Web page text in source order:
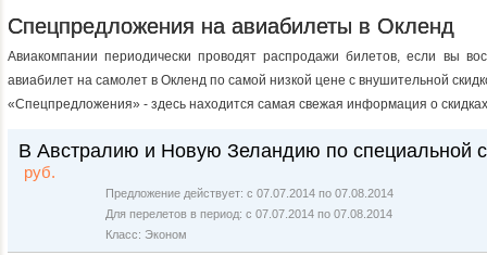
Спецпредложения на авиабилеты в Окленд
Авиакомпании периодически проводят распродажи билетов, если вы
авиабилет на самолет в Окленд по самой низкой цене с внушительной
«Спецпредложения» - здесь находится самая свежая информация о
В Австралию и Новую Зеландию по специальной
руб.
Предложение действует: с 07.07.2014 по 07.08.2014
Для перелетов в период: с 07.07.2014 по 07.08.2014
Класс: Эконом